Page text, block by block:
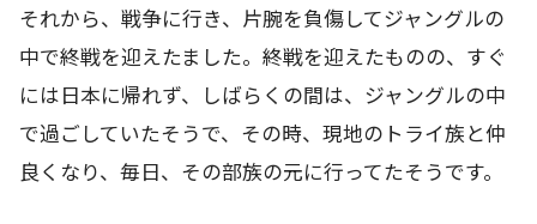
それから、戦争に行き、片腕を負傷してジャングルの
中で終戦を迎えたました。終戦を迎えたものの、すぐ
には日本に帰れず、しばらくの間は、ジャングルの中
で過ごしていたそうで、その時、現地のトライ族と仲
良くなり、毎日、その部族の元に行ってたそうです。